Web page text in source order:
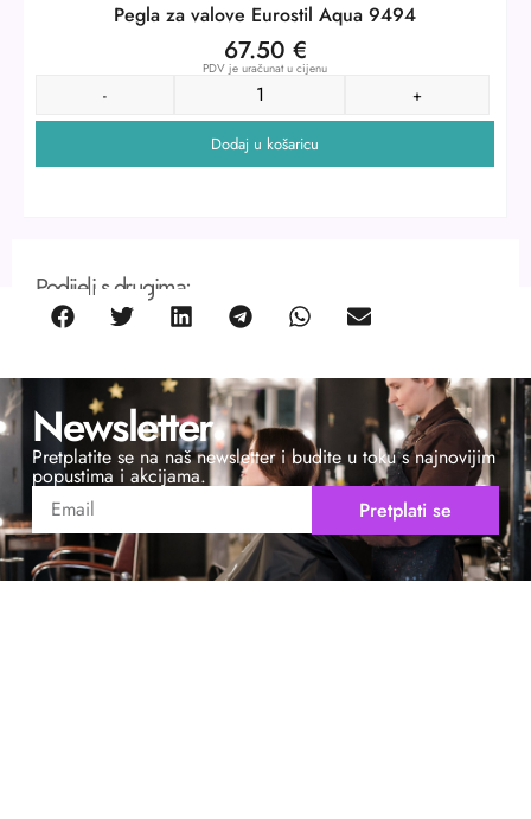
Pegla za valove Eurostil Aqua 9494
67.50 €
PDV je uračunat u cijenu
- +
Dodaj u košaricu
Podijeli s drugima:
Newsletter
Pretplatite se na naš newsletter i budite u toku s najnovijim
popustima i akcijama.
Pretplati se